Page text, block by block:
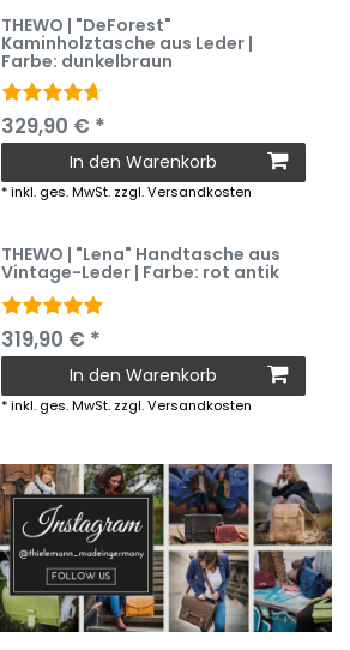
THEWO | "DeForest"
Kaminholztasche aus Leder |
Farbe: dunkelbraun
329,90 € *
In den Warenkorb
*inkl. ges. MwSt. zzgl.Versandkosten
THEWO | "Lena" Handtasche aus
Vintage-Leder | Farbe: rot antik
319,90 € *
In den Warenkorb
*inkl. ges. MwSt. zzgl.Versandkosten